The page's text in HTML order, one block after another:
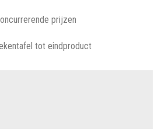
prijzen
tot eindproduct